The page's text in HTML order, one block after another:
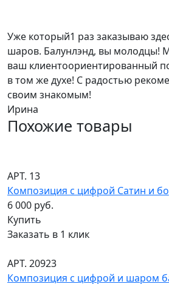
Уже который1 раз заказываю
шаров. Балунлэнд, вы молодцы!
ваш клиентоориентированный
в том же духе! С радостью
своим знакомым!
Ирина
Похожие товары
АРТ. 13
Композиция с цифрой Сатин и
6 000 руб.
Купить
Заказать в 1 клик
АРТ. 20923
Композиция с цифрой и шаром